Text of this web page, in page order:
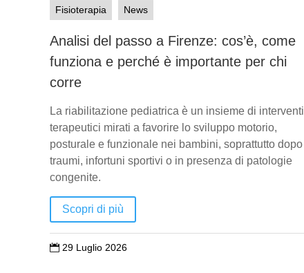
Fisioterapia News
Analisi del passo a Firenze: cos’è, come
funziona e perché è importante per chi
corre
La riabilitazione pediatrica è un insieme di interventi
terapeutici mirati a favorire lo sviluppo motorio,
posturale e funzionale nei bambini, soprattutto dopo
traumi, infortuni sportivi o in presenza di patologie
congenite.
Scopri di più
 29 Luglio 2026